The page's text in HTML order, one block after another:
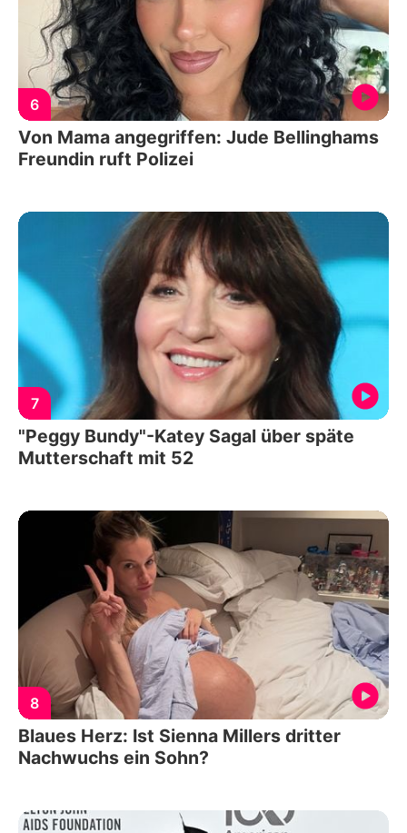
6
Von Mama angegriffen: Jude Bellinghams
Freundin ruft Polizei
7
"Peggy Bundy"-Katey Sagal über späte
Mutterschaft mit 52
8
Blaues Herz: Ist Sienna Millers dritter
Nachwuchs ein Sohn?